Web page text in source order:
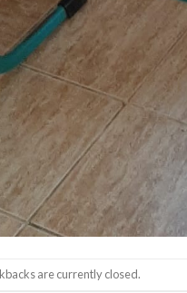
are currently closed.